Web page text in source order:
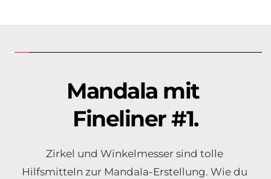
Mandala mit
Fineliner #1.
Zirkel und Winkelmesser sind tolle
Hilfsmitteln zur Mandala-Erstellung. Wie du